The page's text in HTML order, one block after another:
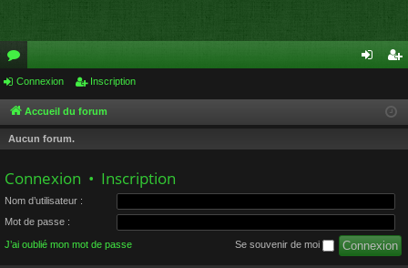
or
u
m
cri
Connexion Inscription
Accueil du forum
Aucun forum.
Connexion • Inscription
Nom d’utilisateur :
Mot de passe :
J’ai oublié mon mot de passe Se souvenir de moi